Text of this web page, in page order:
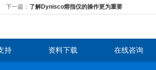
下一篇： 了解Dynisco熔指仪的操作更为重要
持 资料下载 在线咨询